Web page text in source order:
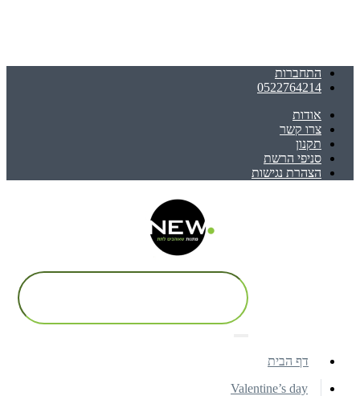
התחברות
0522764214
אודות
צרו קשר
תקנון
סניפי הרשת
הצהרת נגישות
דף הבית
Valentine’s day